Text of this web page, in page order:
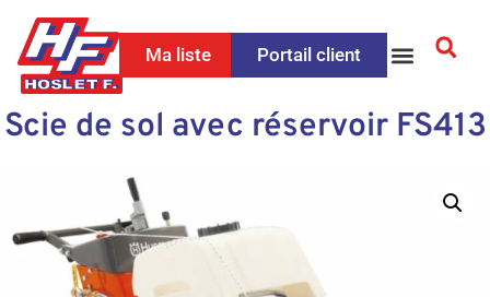
Ma liste Portail client
Scie de sol avec réservoir FS413